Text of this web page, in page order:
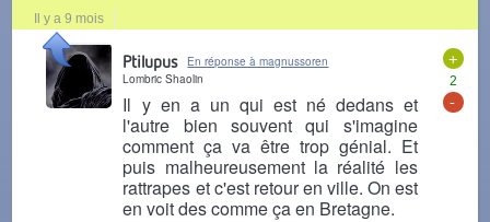
Il y a 9 mois
+
2
-
Ptilupus
En réponse à magnussoren
Lombric Shaolin
Il y en a un qui est né dedans et
l'autre bien souvent qui s'imagine
comment ça va être trop génial. Et
puis malheureusement la réalité les
rattrapes et c'est retour en ville. On est
en voit des comme ça en Bretagne.